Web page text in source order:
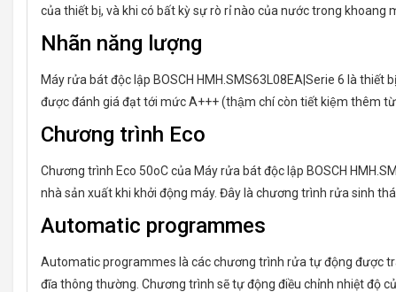
của thiết bị, và khi có bất kỳ sự rò rỉ nào của nước trong
Nhãn năng lượng
Máy rửa bát độc lập BOSCH HMH.SMS63L08EA|Serie 6 là
được đánh giá đạt tới mức A+++ (thậm chí còn tiết kiệm thêm
Chương trình Eco
Chương trình Eco 50oC của Máy rửa bát độc lập BOSCH
nhà sản xuất khi khởi động máy. Đây là chương trình rửa sinh
Automatic programmes
Automatic programmes là các chương trình rửa tự động được
đĩa thông thường. Chương trình sẽ tự động điều chỉnh nhiệt độ